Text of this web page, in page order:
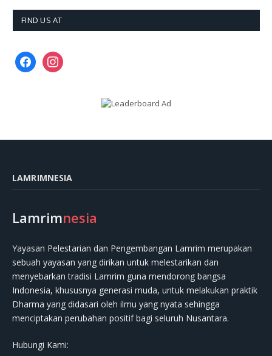
FIND US AT
facebookinstagram
LAMRIMNESIA
Lamrimnesia
Yayasan Pelestarian dan Pengembangan Lamrim merupakan
sebuah yayasan yang dirikan untuk melestarikan dan
menyebarkan tradisi Lamrim guna mendorong bangsa
Indonesia, khususnya generasi muda, untuk melakukan praktik
Dharma yang didasari oleh ilmu yang nyata sehingga
menciptakan perubahan positif bagi seluruh Nusantara.
Hubungi Kami: